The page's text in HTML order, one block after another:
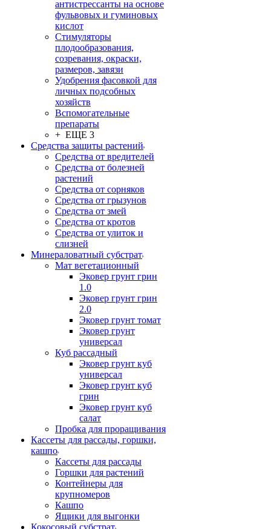
антистрессанты на основе
фульвовых и гуминовых
кислот
Стимуляторы
плодообразования,
созревания, окраски,
размеров, завязи
Удобрения фасовкой для
личных подсобных
хозяйств
Вспомогательные
препараты
+ ЕЩЕ 3
Средства защиты растений
Средства от вредителей
Средства от болезней
растений
Средства от сорняков
Средства от грызунов
Средства от змей
Средства от кротов
Средства от улиток и
слизней
Минераловатный субстрат
Мат вегетационный
Эковер грунт грин
1.0
Эковер грунт грин
2.0
Эковер грунт томат
Эковер грунт
универсал
Куб рассадный
Эковер грунт куб
универсал
Эковер грунт куб
грин
Эковер грунт куб
салат
Пробка для проращивания
Кассеты для рассады, горшки,
кашпо
Кассеты для рассады
Горшки для растений
Контейнеры для
крупномеров
Кашпо
Ящики для выгонки
Кокосовый субстрат